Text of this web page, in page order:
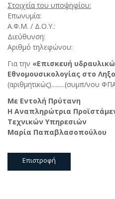
Στοιχεία του υποψηφίου:
Επωνυμία:
Α.Φ.Μ. / Δ.Ο.Υ.:
Διεύθυνση:
Αριθμό τηλεφώνου:
Για την «Επισκευή
Εθνομουσικολογίας στο
(αριθμητικώς).........(συμπ/νου
Με Εντολή Πρύτανη
Η Αναπληρώτρια
Τεχνικών Υπηρεσιών
Μαρία Παπαβλασοπούλου
Επιστροφή